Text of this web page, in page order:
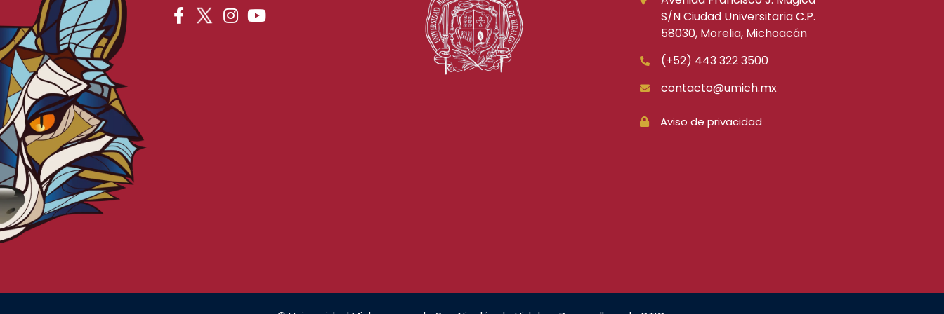
S/N Ciudad Universitaria C.P.
58030, Morelia, Michoacán
(+52) 443 322 3500
contacto@umich.mx
Aviso de privacidad